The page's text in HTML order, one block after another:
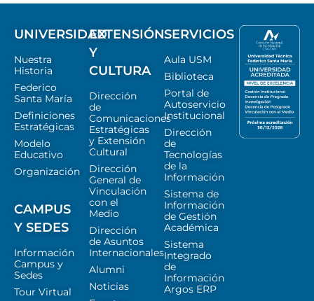
UNIVERSIDAD
Nuestra
Historia
Federico
Santa María
Definiciones
Estratégicas
Modelo
Educativo
Organización
CAMPUS
Y SEDES
Información
Campus y
Sedes
Tour Virtual
EXTENSIÓN
Y
CULTURA
Dirección
de
Comunicaciones
Estratégicas
y Extensión
Cultural
Dirección
General de
Vinculación
con el
Medio
Dirección
de Asuntos
Internacionales
Alumni
Noticias
SERVICIOS
Aula USM
Biblioteca
Portal de
Autoservicio
Institucional
Dirección
de
Tecnologías
de la
Información
Sistema de
Información
de Gestión
Académica
Sistema
Integrado
de
Información
Argos ERP